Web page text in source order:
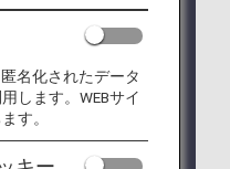
荷物ルールが適用になる
線は、国際線の手荷物
か、出発までに確認が
りすることがあります
名化されたデータ
します。WEBサイ
す。